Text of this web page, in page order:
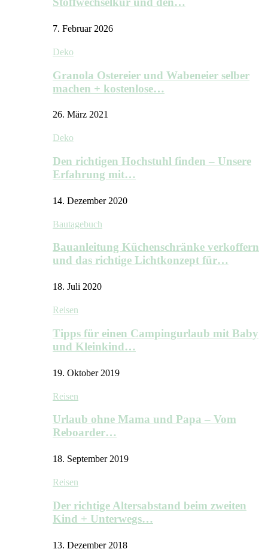
7. Februar 2026
Deko
Granola Ostereier und Wabeneier selber
machen + kostenlose…
26. März 2021
Deko
Den richtigen Hochstuhl finden – Unsere
Erfahrung mit…
14. Dezember 2020
Bautagebuch
Bauanleitung Küchenschränke verkoffern
und das richtige Lichtkonzept für…
18. Juli 2020
Reisen
Tipps für einen Campingurlaub mit Baby
und Kleinkind…
19. Oktober 2019
Reisen
Urlaub ohne Mama und Papa – Vom
Reboarder…
18. September 2019
Reisen
Der richtige Altersabstand beim zweiten
Kind + Unterwegs…
13. Dezember 2018